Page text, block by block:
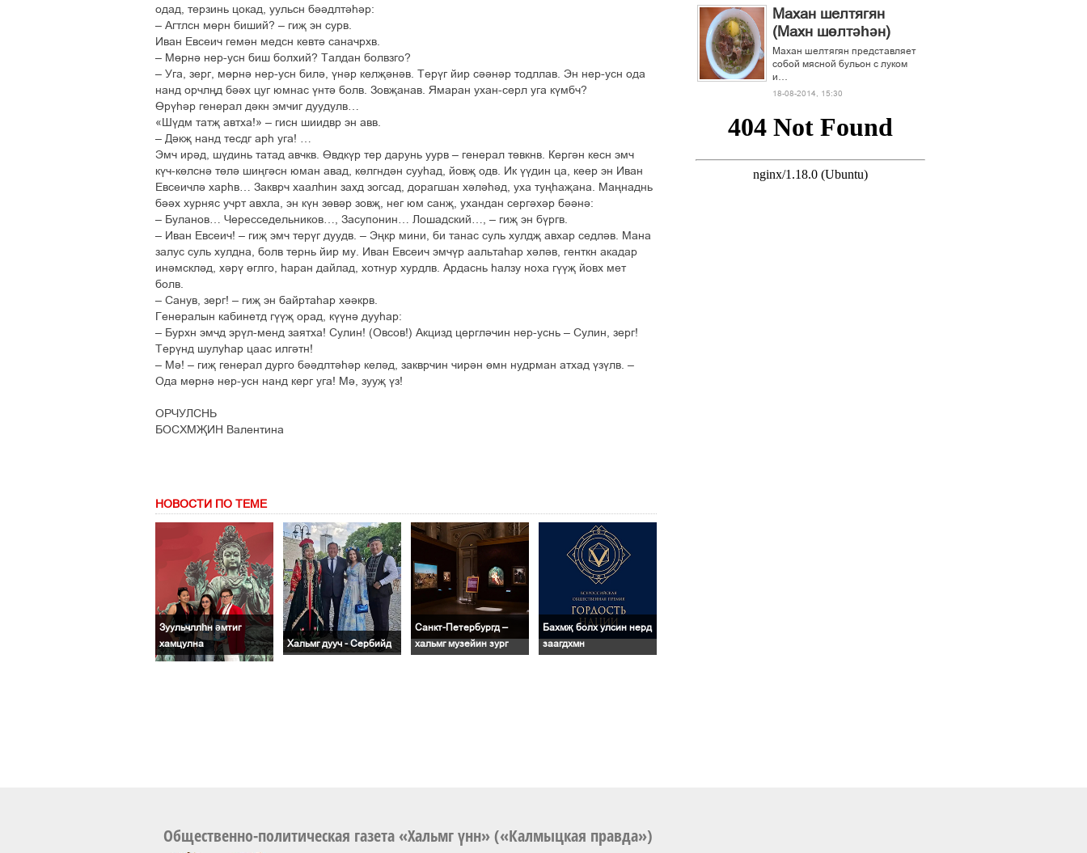
одад, терзинь цокад, уульсн біідлтієір:
– Агтлсн мґрн биший? – гиљ эн сурв.
Иван Евсеич гемін медсн кевті саначрхв.
– Мґрні нер-усн биш болхий? Талдан болвзго?
– Уга, зерг, мґрні нер-усн билі, ўнір келљінів. Терўг йир сіінір тодллав. Эн нер-усн ода
нанд орчлњд бііх цуг юмнас ўнті болв. Зовљанав. Ямаран ухан-серл уга кўмбч?
Ґрўєір генерал дікн эмчиг дуудулв…
«Шўдм татљ автха!» – гисн шиидвр эн авв.
– Дікљ нанд тесдг арє уга! …
Эмч ирід, шўдинь татад авчкв. Ґвдкўр тер дарунь уурв – генерал тґвкнв. Кергін кесн эмч
кўч-кґлсні тґлі шињгісн юман авад, кґлгндін сууєад, йовљ одв. Ик ўўдин ца, кеер эн Иван
Евсеичлі харєв… Закврч хаалєин захд зогсад, дорагшан хілієід, уха туњєаљана. Мањнаднь
бііх хурняс учрт авхла, эн кўн зґвір зовљ, нег юм санљ, ухандан сергіхір бііні:
– Буланов… Чересседельников…, Засупонин… Лошадский…, – гиљ эн бўргв.
– Иван Евсеич! – гиљ эмч терўг дуудв. – Эњкр мини, би танас суль хулдљ авхар седлів. Мана
залус суль хулдна, болв тернь йир му. Иван Евсеич эмчўр аальтаєар хілів, генткн акадар
инімсклід, хірў ґглго, єаран дайлад, хотнур хурдлв. Ардаснь єалзу ноха гўўљ йовх мет
болв.
– Санув, зерг! – гиљ эн байртаєар хіікрв.
Генералын кабинетд гўўљ орад, кўўні дууєар:
– Бурхн эмчд эрўл-менд заятха! Сулин! (Овсов!) Акцизд церглічин нер-уснь – Сулин, зерг!
Терўнд шулуєар цаас илгітн!
– Мі! – гиљ генерал дурго біідлтієір келід, закврчин чирін ґмн нудрман атхад ўзўлв. –
Ода мґрні нер-усн нанд керг уга! Мі, зууљ ўз!
ОРЧУЛСНЬ
БОСХМЉИН Валентина
НОВОСТИ ПО ТЕМЕ
Зуульчллһн әмтиг
хамцулна
Хальмг дууч - Сербийд
Санкт-Петербургд –
хальмг музейин зург
Бахмҗ болх улсин нерд
заагдхмн
Махан шелтягян
(Махн шөлтәһән)
Махан шелтягян представляет
собой мясной бульон с луком
и…
18-08-2014, 15:30
Общественно-политическая газета «Хальмг үнн» («Калмыцкая правда»)